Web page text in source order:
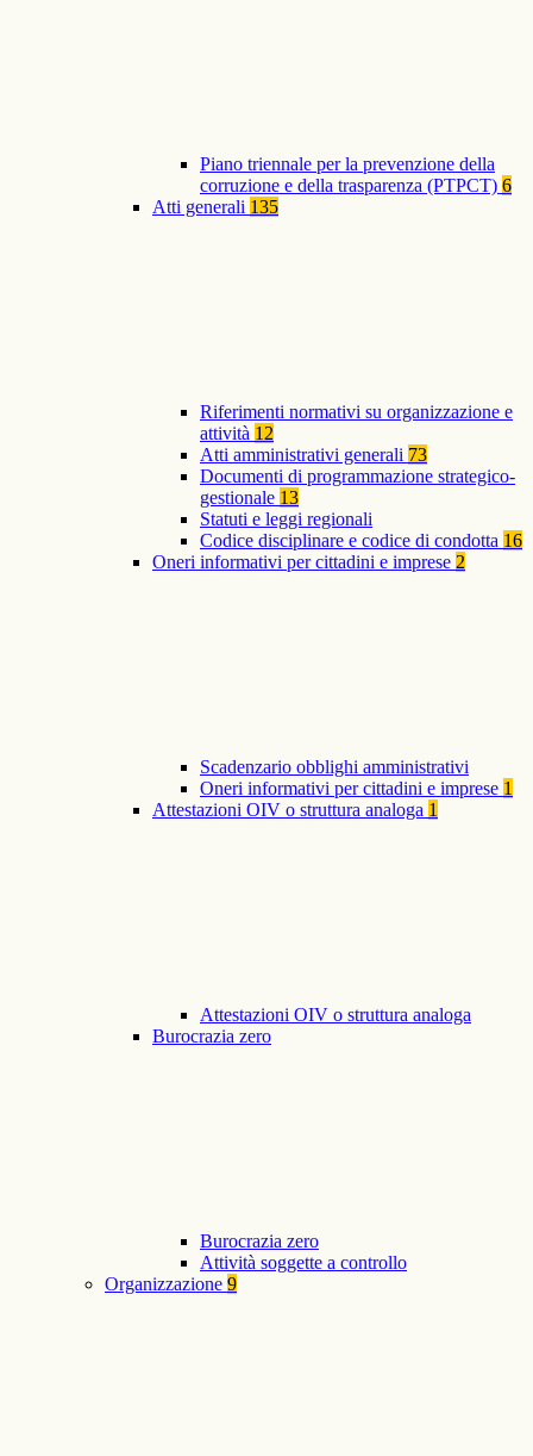
Piano triennale per la prevenzione della
corruzione e della trasparenza (PTPCT) 6
Atti generali 135
Riferimenti normativi su organizzazione e
attività 12
Atti amministrativi generali 73
Documenti di programmazione strategico-
gestionale 13
Statuti e leggi regionali
Codice disciplinare e codice di condotta 16
Oneri informativi per cittadini e imprese 2
Scadenzario obblighi amministrativi
Oneri informativi per cittadini e imprese 1
Attestazioni OIV o struttura analoga 1
Attestazioni OIV o struttura analoga
Burocrazia zero
Burocrazia zero
Attività soggette a controllo
Organizzazione 9